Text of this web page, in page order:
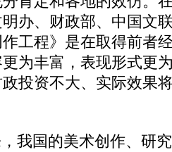
办、财政部、中国文
工程》是在取得前者
为丰富，表现形式更
投资不大、实际效果
国的美术创作、研究